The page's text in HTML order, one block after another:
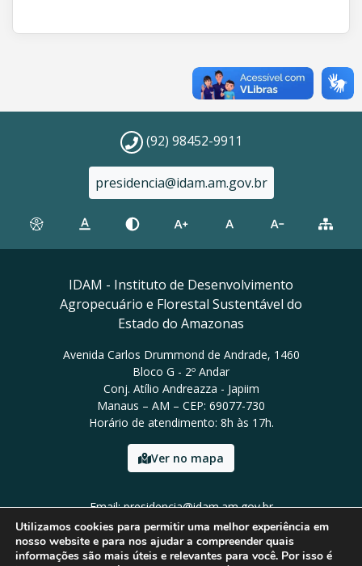
(92) 98452-9911
presidencia@idam.am.gov.br
IDAM - Instituto de Desenvolvimento
Agropecuário e Florestal Sustentável do
Estado do Amazonas
Avenida Carlos Drummond de Andrade, 1460
Bloco G - 2º Andar
Conj. Atílio Andreazza - Japiim
Manaus – AM – CEP: 69077-730
Horário de atendimento: 8h às 17h.
Ver no mapa
Email: presidencia@idam.am.gov.br
Tel: (92) 98452-9911
Utilizamos cookies para permitir uma melhor experiência em
nosso website e para nos ajudar a compreender quais
informações são mais úteis e relevantes para você. Por isso é